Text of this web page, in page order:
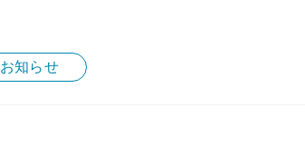
お知らせ